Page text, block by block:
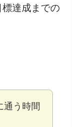
達成までの
通う時間